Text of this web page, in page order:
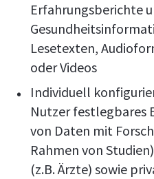
Erfahrungsberichte
Lesetexten,
oder Videos
Individuell
Nutzer festlegbares
von Daten mit
Rahmen von
(z.B. Ärzte) sowie